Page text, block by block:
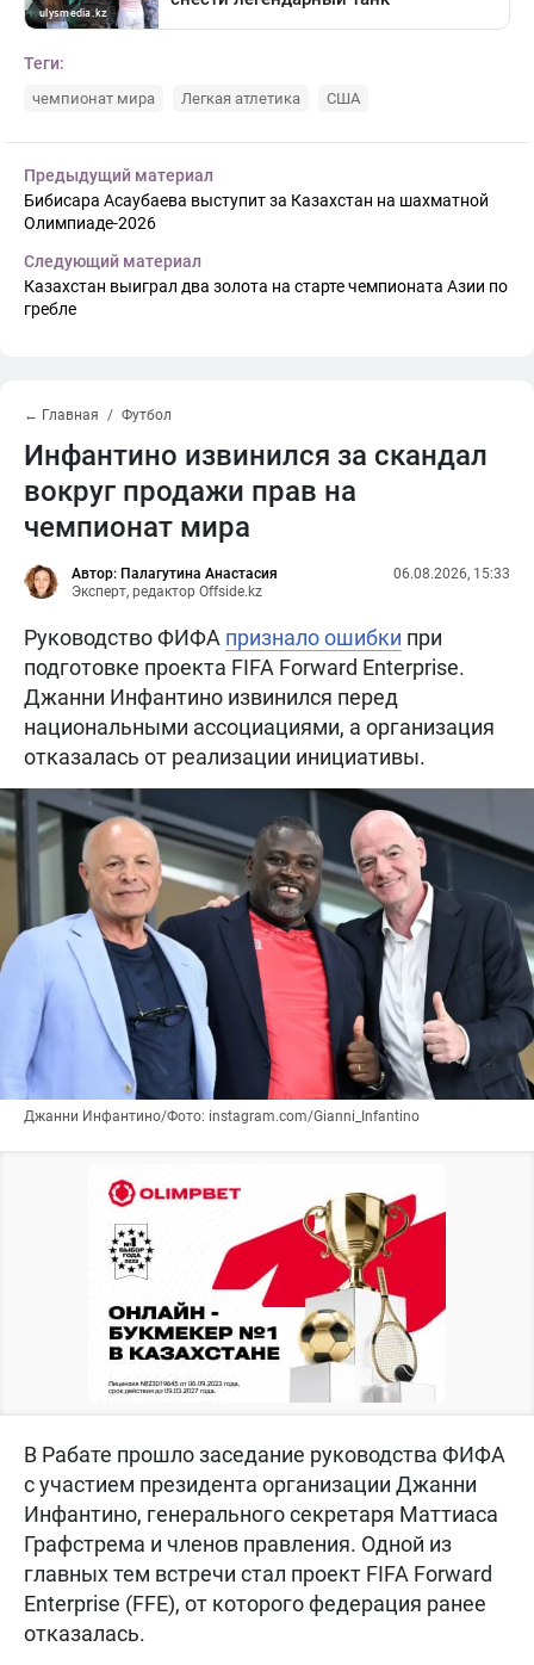
Теги:
чемпионат мира Легкая атлетика США
Предыдущий материал
Бибисара Асаубаева выступит за Казахстан на шахматной
Олимпиаде-2026
Следующий материал
Казахстан выиграл два золота на старте чемпионата Азии по
гребле
← Главная Футбол
Инфантино извинился за скандал
вокруг продажи прав на
чемпионат мира
Автор: Палагутина Анастасия
Эксперт, редактор Offside.kz
06.08.2026, 15:33
Руководство ФИФА признало ошибки при
подготовке проекта FIFA Forward Enterprise.
Джанни Инфантино извинился перед
национальными ассоциациями, а организация
отказалась от реализации инициативы.
Джанни Инфантино/Фото: instagram.com/Gianni_Infantino
В Рабате прошло заседание руководства ФИФА
с участием президента организации Джанни
Инфантино, генерального секретаря Маттиаса
Графстрема и членов правления. Одной из
главных тем встречи стал проект FIFA Forward
Enterprise (FFE), от которого федерация ранее
отказалась.